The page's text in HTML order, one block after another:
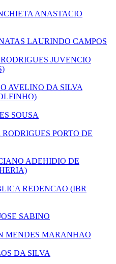
ANASTACIO
LAURINDO CAMPOS
JUVENCIO
AVELINO DA SILVA
SOUSA
PORTO DE
ADEHIDIO DE
REDENCAO (IBR
SABINO
MENDES MARANHAO
DA SILVA